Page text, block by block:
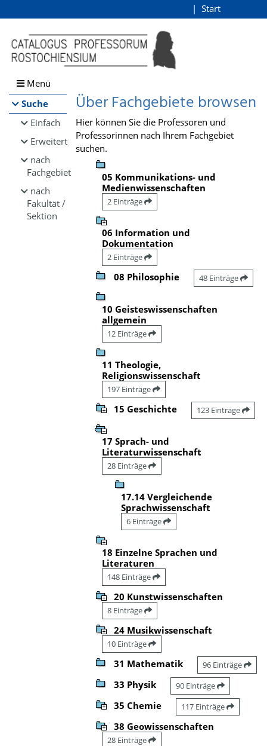
Browsen
direkt zum Inhalt
Start
Menü
Suche
Einfach
Erweitert
nach
Fachgebiet
nach
Fakultät /
Sektion
Über Fachgebiete browsen
Hier können Sie die Professoren und
Professorinnen nach Ihrem Fachgebiet
suchen.
05 Kommunikations- und
Medienwissenschaften
2 Einträge
06 Information und
Dokumentation
2 Einträge
08 Philosophie 48 Einträge
10 Geisteswissenschaften
allgemein
12 Einträge
11 Theologie,
Religionswissenschaft
197 Einträge
15 Geschichte 123 Einträge
17 Sprach- und
Literaturwissenschaft
28 Einträge
17.14 Vergleichende
Sprachwissenschaft
6 Einträge
18 Einzelne Sprachen und
Literaturen
148 Einträge
20 Kunstwissenschaften
8 Einträge
24 Musikwissenschaft
10 Einträge
31 Mathematik 96 Einträge
33 Physik 90 Einträge
35 Chemie 117 Einträge
38 Geowissenschaften
28 Einträge